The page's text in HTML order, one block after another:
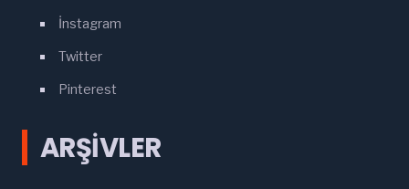
İnstagram
Twitter
Pinterest
ARŞIVLER